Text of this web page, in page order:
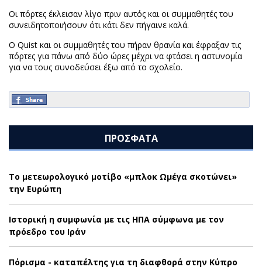
Οι πόρτες έκλεισαν λίγο πριν αυτός και οι συμμαθητές του
συνειδητοποιήσουν ότι κάτι δεν πήγαινε καλά.
Ο Quist και οι συμμαθητές του πήραν θρανία και έφραξαν τις
πόρτες για πάνω από δύο ώρες μέχρι να φτάσει η αστυνομία
για να τους συνοδεύσει έξω από το σχολείο.
ΠΡΟΣΦΑΤΑ
Το μετεωρολογικό μοτίβο «μπλοκ Ωμέγα σκοτώνει»
την Ευρώπη
Ιστορική η συμφωνία με τις ΗΠΑ σύμφωνα με τον
πρόεδρο του Ιράν
Πόρισμα - καταπέλτης για τη διαφθορά στην Κύπρο